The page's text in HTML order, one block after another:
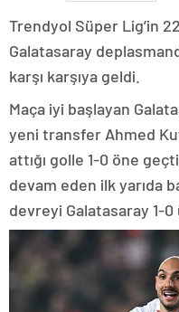
Trendyol Süper Lig’in
Galatasaray
karşı karşıya geldi.
Maça iyi başlayan
yeni transfer Ahmed
attığı golle 1-0 öne
devam eden ilk yarıda
devreyi Galatasaray 1-